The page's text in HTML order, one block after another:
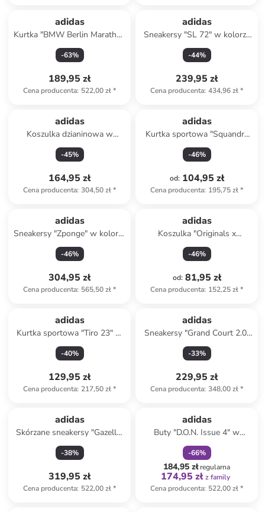
adidas
Kurtka "BMW Berlin Marathon
2024 Legends" w kolorze
granatowym do biegania
-63%
189,95 zł
Cena producenta: 522,00 zł*
adidas
Sneakersy "SL 72" w kolorze
turkusowym
-44%
239,95 zł
Cena producenta: 434,96 zł*
adidas
Koszulka dzianinowa w
kolorze kremowym
-45%
164,95 zł
Cena producenta: 304,50 zł*
adidas
Kurtka sportowa "Squandra
21" w kolorze zielonym
-46%
od: 104,95 zł
Cena producenta: 195,75 zł*
adidas
Sneakersy "Zponge" w kolorze
czarnym
-46%
304,95 zł
Cena producenta: 565,50 zł*
adidas
Koszulka "Originals x
Minecraft" w kolorze
jasnoróżowym
-46%
od: 81,95 zł
Cena producenta: 152,25 zł*
adidas
Kurtka sportowa "Tiro 23" w
kolorze czerwonym
-40%
129,95 zł
Cena producenta: 217,50 zł*
adidas
Sneakersy "Grand Court 2.0"
w kolorze białym
-33%
229,95 zł
Cena producenta: 348,00 zł*
adidas
Skórzane sneakersy "Gazelle"
w kolorze różowym
-38%
319,95 zł
Cena producenta: 522,00 zł*
adidas
Buty "D.O.N. Issue 4" w
kolorze fioletowym do
koszykówki
-66%
184,95 złregularna
174,95 zł z family
Cena producenta: 522,00 zł*